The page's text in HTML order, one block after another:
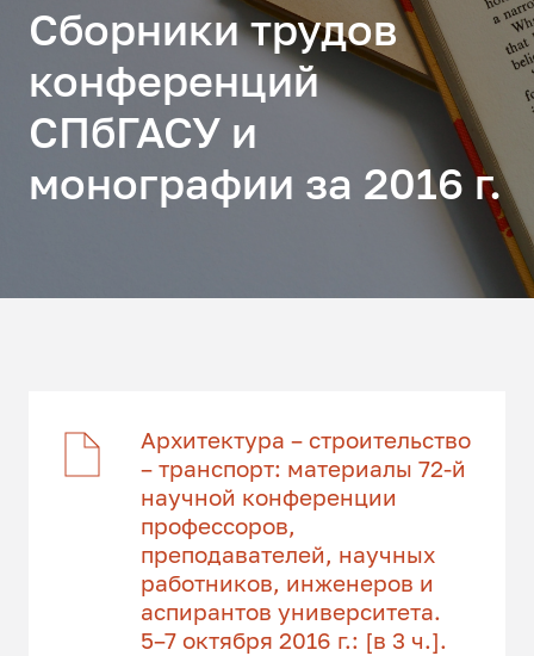
Сборники трудов
конференций
СПбГАСУ и
монографии за 2016 г.
Архитектура – строительство
– транспорт: материалы 72-й
научной конференции
профессоров,
преподавателей, научных
работников, инженеров и
аспирантов университета.
5–7 октября 2016 г.: [в 3 ч.].